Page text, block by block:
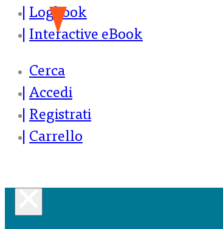
Logbook
Interactive eBook
Cerca
Accedi
Registrati
Carrello